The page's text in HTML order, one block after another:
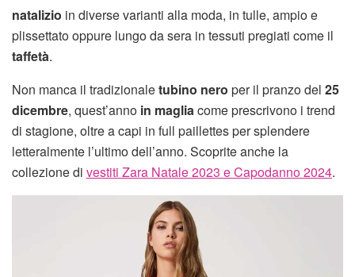
natalizio in diverse varianti alla moda, in tulle, ampio e
plissettato oppure lungo da sera in tessuti pregiati come il
taffetà.
Non manca il tradizionaletubino nero per il pranzo del 25
dicembre, quest’anno in magliacome prescrivono i trend
di stagione, oltre a capi in full paillettes per splendere
letteralmente l’ultimo dell’anno. Scoprite anche la
collezione di vestiti Zara Natale 2023 e Capodanno 2024.